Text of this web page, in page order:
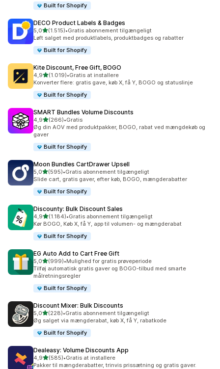
Built for Shopify
DECO Product Labels & Badges
5,0ud af 5 stjerner
(1.515)
1515 anmeldelser i alt
•Gratis abonnement tilgængeligt
Løft salget med produktlabels, produktbadges og rabatter
Built for Shopify
Kite Discount, Free Gift, BOGO
4,9ud af 5 stjerner
(1.019)
1019 anmeldelser i alt
•Gratis at installere
Konverter flere: gratis gave, køb X, få Y, BOGO og statuslinje
Built for Shopify
SMART Bundles Volume Discounts
4,9ud af 5 stjerner
(266)
266 anmeldelser i alt
•Gratis
Øg din AOV med produktpakker, BOGO, rabat ved mængdekøb og
gaver
Built for Shopify
Moon Bundles CartDrawer Upsell
5,0ud af 5 stjerner
(595)
595 anmeldelser i alt
•Gratis abonnement tilgængeligt
Slide cart, gratis gaver, efter køb, BOGO, mængderabatter
Built for Shopify
Discounty: Bulk Discount Sales
4,9ud af 5 stjerner
(1.184)
1184 anmeldelser i alt
•Gratis abonnement tilgængeligt
Kør BOGO, Køb X, få Y, app til volumen- og mængderabat
Built for Shopify
EG Auto Add to Cart Free Gift
5,0ud af 5 stjerner
(999)
999 anmeldelser i alt
•Mulighed for gratis prøveperiode
Tilføj automatisk gratis gaver og BOGO-tilbud med smarte
målretningsregler
Built for Shopify
Discount Mixer: Bulk Discounts
5,0ud af 5 stjerner
(228)
228 anmeldelser i alt
•Gratis abonnement tilgængeligt
Øg salget via mængderabat, køb X, få Y, rabatkode
Built for Shopify
Dealeasy: Volume Discounts App
4,9ud af 5 stjerner
(585)
585 anmeldelser i alt
•Gratis at installere
Pakker til mængderabatter, trinvis prissætning og gratis gaver.